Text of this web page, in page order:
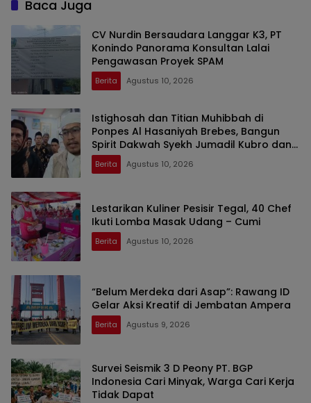
Baca Juga
CV Nurdin Bersaudara Langgar K3, PT
Konindo Panorama Konsultan Lalai
Pengawasan Proyek SPAM
Berita Agustus 10, 2026
Istighosah dan Titian Muhibbah di
Ponpes Al Hasaniyah Brebes, Bangun
Spirit Dakwah Syekh Jumadil Kubro dan
Wali Songo
Berita Agustus 10, 2026
Lestarikan Kuliner Pesisir Tegal, 40 Chef
Ikuti Lomba Masak Udang – Cumi
Berita Agustus 10, 2026
“Belum Merdeka dari Asap”: Rawang ID
Gelar Aksi Kreatif di Jembatan Ampera
Berita Agustus 9, 2026
Survei Seismik 3 D Peony PT. BGP
Indonesia Cari Minyak, Warga Cari Kerja
Tidak Dapat